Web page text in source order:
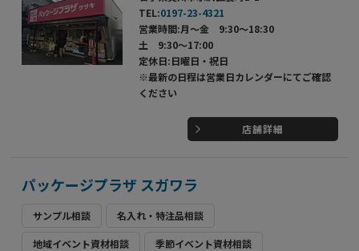
TEL:0197-23-4321
営業時間:月～金 9:30～18:30
土 9:30～17:00
定休日:日曜日・祝日
※最新の日程は営業日カレンダーにてご確認
ください
店舗詳細
パッケージプラザ スガワラ
サンプル相談 名入れ・特注品相談
地域イベント資材相談 季節イベント資材相談